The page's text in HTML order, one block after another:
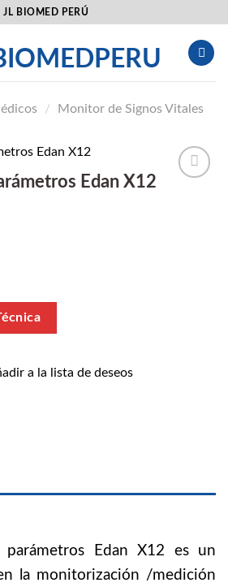
JL BIOMED PERÚ
/ Monitor de Signos Vitales
Edan X12
a la lista de deseos
Edan X12 es un
la monitorización /medición